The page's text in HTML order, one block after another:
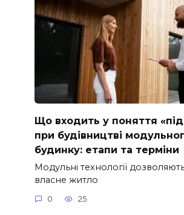
Що входить у поняття
при будівництві
будинку: етапи та терміни
Модульні технології
власне житло
0 25